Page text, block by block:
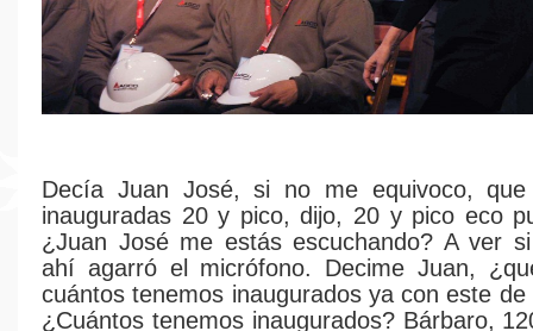
Decía Juan José, si no me equivoco, que
inauguradas 20 y pico, dijo, 20 y pico eco
¿Juan José me estás escuchando? A ver
ahí agarró el micrófono. Decime Juan,
cuántos tenemos inaugurados ya con este
¿Cuántos tenemos inaugurados? Bárbaro,